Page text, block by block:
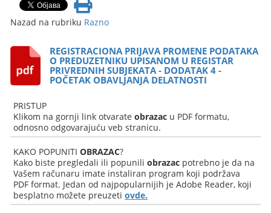
Nazad na rubriku Razno
REGISTRACIONA PRIJAVA PROMENE PODATAKA
O PREDUZETNIKU UPISANOM U REGISTAR
PRIVREDNIH SUBJEKATA - DODATAK 4 -
POČETAK OBAVLJANJA DELATNOSTI
PRISTUP
Klikom na gornji link otvarateobrazac u PDF formatu,
odnosno odgovarajuću veb stranicu.
KAKO POPUNITIOBRAZAC?
Kako biste pregledali ili popuniliobrazac potrebno je da na
Vašem računaru imate instaliran program koji podržava
PDF format. Jedan od najpopularnijih je Adobe Reader, koji
besplatno možete preuzetiovde.